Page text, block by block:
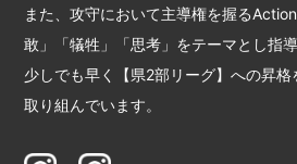
また、攻守において主導権を握る
敢」「犠牲」「思考」をテーマとし指
少しでも早く【県2部リーグ】への昇
取り組んでいます。